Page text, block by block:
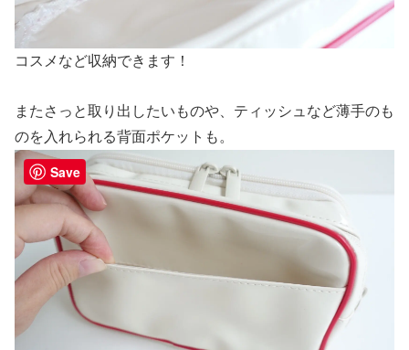
コスメなど収納できます！
またさっと取り出したいものや、ティッシュなど薄手のも
のを入れられる背面ポケットも。
Save